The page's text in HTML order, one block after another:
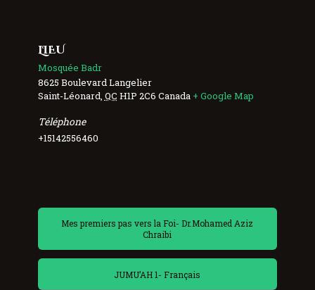
LIEU
Mosquée Badr
8625 Boulevard Langelier
Saint-Léonard QC H1P 2C6 Canada + Google Map
Téléphone
+15142556460
Mes premiers pas vers la Foi- Dr.Mohamed Aziz
Chraibi
JUMU’AH 1- Français